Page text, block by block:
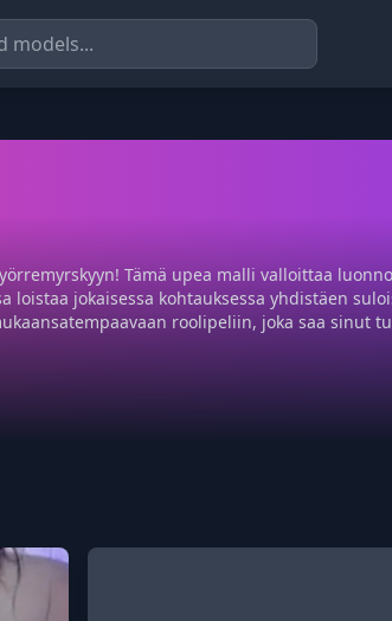
Tämä upea malli valloittaa
jokaisessa kohtauksessa yhdistäen
roolipeliin, joka saa sinut